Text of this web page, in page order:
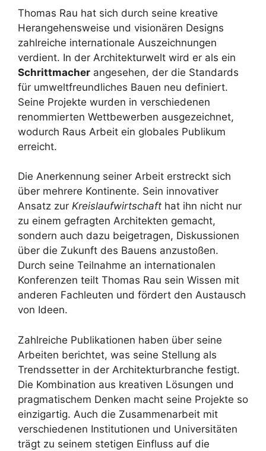
Thomas Rau hat sich durch seine kreative
Herangehensweise und visionären Designs
zahlreiche internationale Auszeichnungen
verdient. In der Architekturwelt wird er als ein
Schrittmacher angesehen, der die Standards
für umweltfreundliches Bauen neu definiert.
Seine Projekte wurden in verschiedenen
renommierten Wettbewerben ausgezeichnet,
wodurch Raus Arbeit ein globales Publikum
erreicht.
Die Anerkennung seiner Arbeit erstreckt sich
über mehrere Kontinente. Sein innovativer
Ansatz zur Kreislaufwirtschaft hat ihn nicht nur
zu einem gefragten Architekten gemacht,
sondern auch dazu beigetragen, Diskussionen
über die Zukunft des Bauens anzustoßen.
Durch seine Teilnahme an internationalen
Konferenzen teilt Thomas Rau sein Wissen mit
anderen Fachleuten und fördert den Austausch
von Ideen.
Zahlreiche Publikationen haben über seine
Arbeiten berichtet, was seine Stellung als
Trendssetter in der Architekturbranche festigt.
Die Kombination aus kreativen Lösungen und
pragmatischem Denken macht seine Projekte so
einzigartig. Auch die Zusammenarbeit mit
verschiedenen Institutionen und Universitäten
trägt zu seinem stetigen Einfluss auf die